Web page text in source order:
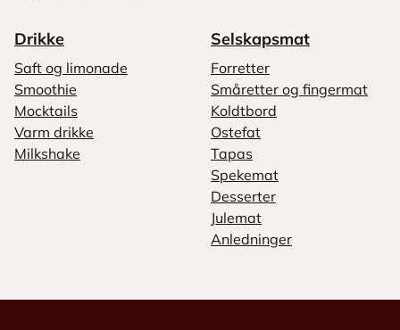
Drikke
Saft og limonade
Smoothie
Mocktails
Varm drikke
Milkshake
Selskapsmat
Forretter
Småretter og fingermat
Koldtbord
Ostefat
Tapas
Spekemat
Desserter
Julemat
Anledninger